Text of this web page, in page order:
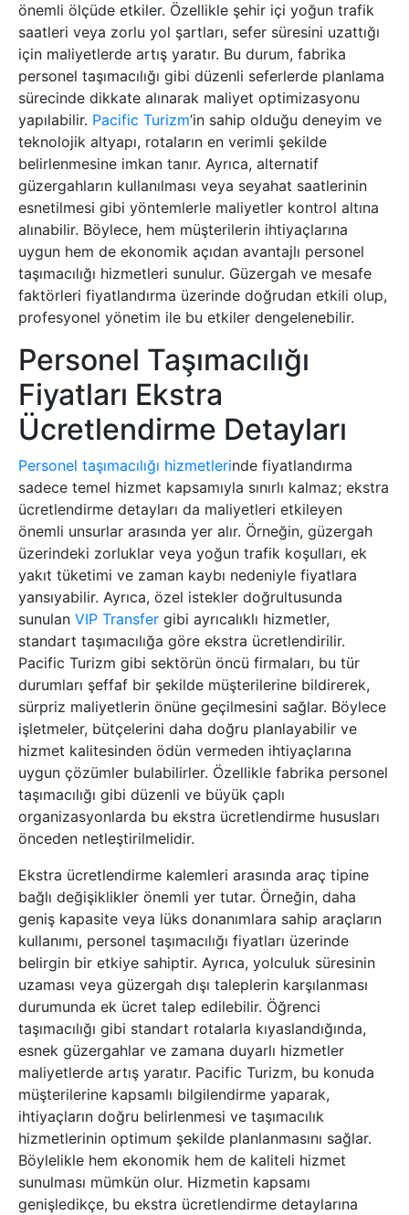
önemli ölçüde etkiler. Özellikle şehir içi yoğun trafik
saatleri veya zorlu yol şartları, sefer süresini uzattığı
için maliyetlerde artış yaratır. Bu durum, fabrika
personel taşımacılığı gibi düzenli seferlerde planlama
sürecinde dikkate alınarak maliyet optimizasyonu
yapılabilir. Pacific Turizm’in sahip olduğu deneyim ve
teknolojik altyapı, rotaların en verimli şekilde
belirlenmesine imkan tanır. Ayrıca, alternatif
güzergahların kullanılması veya seyahat saatlerinin
esnetilmesi gibi yöntemlerle maliyetler kontrol altına
alınabilir. Böylece, hem müşterilerin ihtiyaçlarına
uygun hem de ekonomik açıdan avantajlı personel
taşımacılığı hizmetleri sunulur. Güzergah ve mesafe
faktörleri fiyatlandırma üzerinde doğrudan etkili olup,
profesyonel yönetim ile bu etkiler dengelenebilir.
Personel Taşımacılığı
Fiyatları Ekstra
Ücretlendirme Detayları
Personel taşımacılığı hizmetlerinde fiyatlandırma
sadece temel hizmet kapsamıyla sınırlı kalmaz; ekstra
ücretlendirme detayları da maliyetleri etkileyen
önemli unsurlar arasında yer alır. Örneğin, güzergah
üzerindeki zorluklar veya yoğun trafik koşulları, ek
yakıt tüketimi ve zaman kaybı nedeniyle fiyatlara
yansıyabilir. Ayrıca, özel istekler doğrultusunda
sunulan VIP Transfer gibi ayrıcalıklı hizmetler,
standart taşımacılığa göre ekstra ücretlendirilir.
Pacific Turizm gibi sektörün öncü firmaları, bu tür
durumları şeffaf bir şekilde müşterilerine bildirerek,
sürpriz maliyetlerin önüne geçilmesini sağlar. Böylece
işletmeler, bütçelerini daha doğru planlayabilir ve
hizmet kalitesinden ödün vermeden ihtiyaçlarına
uygun çözümler bulabilirler. Özellikle fabrika personel
taşımacılığı gibi düzenli ve büyük çaplı
organizasyonlarda bu ekstra ücretlendirme hususları
önceden netleştirilmelidir.
Ekstra ücretlendirme kalemleri arasında araç tipine
bağlı değişiklikler önemli yer tutar. Örneğin, daha
geniş kapasite veya lüks donanımlara sahip araçların
kullanımı, personel taşımacılığı fiyatları üzerinde
belirgin bir etkiye sahiptir. Ayrıca, yolculuk süresinin
uzaması veya güzergah dışı taleplerin karşılanması
durumunda ek ücret talep edilebilir. Öğrenci
taşımacılığı gibi standart rotalarla kıyaslandığında,
esnek güzergahlar ve zamana duyarlı hizmetler
maliyetlerde artış yaratır. Pacific Turizm, bu konuda
müşterilerine kapsamlı bilgilendirme yaparak,
ihtiyaçların doğru belirlenmesi ve taşımacılık
hizmetlerinin optimum şekilde planlanmasını sağlar.
Böylelikle hem ekonomik hem de kaliteli hizmet
sunulması mümkün olur. Hizmetin kapsamı
genişledikçe, bu ekstra ücretlendirme detaylarına